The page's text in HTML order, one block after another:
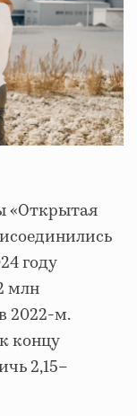
«Открытая
году
млн
2022-м.
концу
2,15–